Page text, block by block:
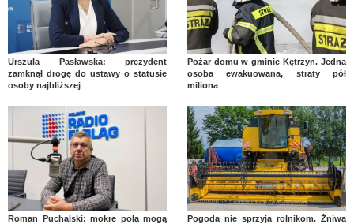
Urszula Pasławska: prezydent
zamknął drogę do ustawy o statusie
osoby najbliższej
Pożar domu w gminie Kętrzyn. Jedna
osoba ewakuowana, straty pół
miliona
Roman Puchalski: mokre pola mogą
Pogoda nie sprzyja rolnikom. Żniwa